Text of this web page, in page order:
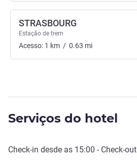
STRASBOURG
Estação de trem
Acesso: 1 km / 0.63 mi
Serviços do hotel
Check-in desde as 15:00 - Check-out